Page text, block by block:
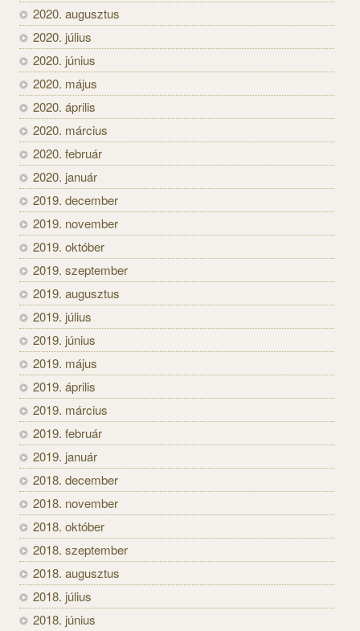
2020. augusztus
2020. július
2020. június
2020. május
2020. április
2020. március
2020. február
2020. január
2019. december
2019. november
2019. október
2019. szeptember
2019. augusztus
2019. július
2019. június
2019. május
2019. április
2019. március
2019. február
2019. január
2018. december
2018. november
2018. október
2018. szeptember
2018. augusztus
2018. július
2018. június